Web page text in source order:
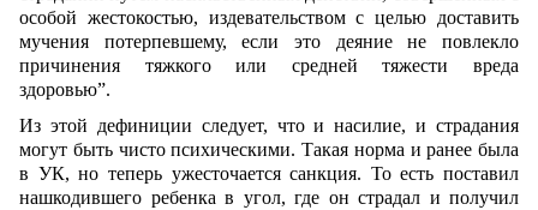
особой жестокостью, издевательством с целью доставить
мучения потерпевшему, если это деяние не повлекло
причинения тяжкого или средней тяжести вреда
здоровью”.
Из этой дефиниции следует, что и насилие, и страдания
могут быть чисто психическими. Такая норма и ранее была
в УК, но теперь ужесточается санкция. То есть поставил
нашкодившего ребенка в угол, где он страдал и получил